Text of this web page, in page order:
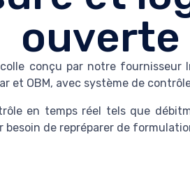
conçu par notre
et OBM, avec système de
en temps réel tels que
de repréparer de